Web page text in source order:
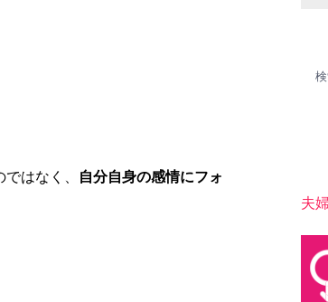
はなく、
自分自身の感情にフォ
夫